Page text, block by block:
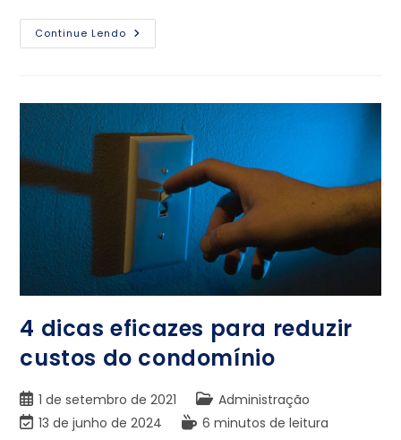
Continue Lendo
4 dicas eficazes para reduzir
custos do condomínio
1 de setembro de 2021
Administração
13 de junho de 2024
6 minutos de leitura